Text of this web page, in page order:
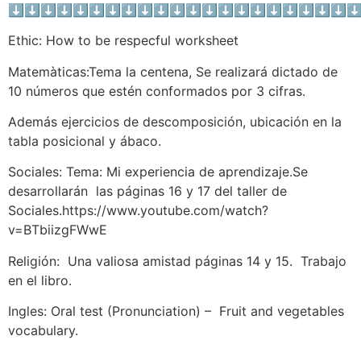
Ethic: How to be respecful worksheet
Matemàticas:Tema la centena, Se realizará dictado de
10 números que estén conformados por 3 cifras.
Además ejercicios de descomposición, ubicación en la
tabla posicional y ábaco.
Sociales: Tema: Mi experiencia de aprendizaje.Se
desarrollarán las páginas 16 y 17 del taller de
Sociales.https://www.youtube.com/watch?
v=BTbiizgFWwE
Religión: Una valiosa amistad páginas 14 y 15. Trabajo
en el libro.
Ingles: Oral test (Pronunciation) – Fruit and vegetables
vocabulary.